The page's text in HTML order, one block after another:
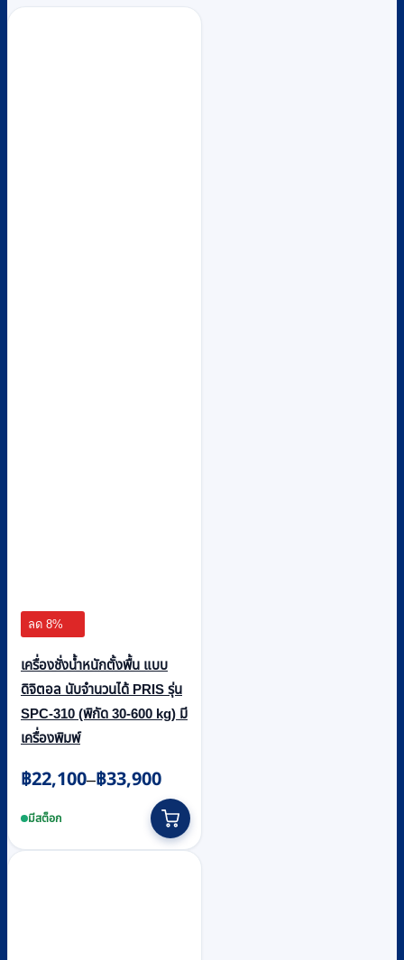
ลด 8%
เครื่องชั่งน้ำหนักตั้งพื้น แบบ
ดิจิตอล นับจำนวนได้ PRIS รุ่น
SPC-310 (พิกัด 30-600 kg) มี
เครื่องพิมพ์
฿22,100–฿33,900
Price
range:
฿22,100
มีสต็อก
product